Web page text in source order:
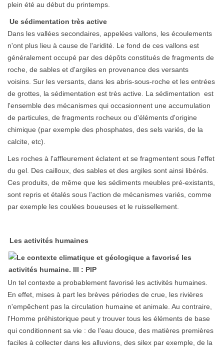
plein été au début du printemps.
Ue sédimentation très active
Dans les vallées secondaires, appelées vallons, les écoulements
n'ont plus lieu à cause de l'aridité. Le fond de ces vallons est
généralement occupé par des dépôts constitués de fragments de
roche, de sables et d'argiles en provenance des versants
voisins. Sur les versants, dans les abris-sous-roche et les entrées
de grottes, la sédimentation est très active. La sédimentation est
l'ensemble des mécanismes qui occasionnent une accumulation
de particules, de fragments rocheux ou d'éléments d'origine
chimique (par exemple des phosphates, des sels variés, de la
calcite, etc).
Les roches à l'affleurement éclatent et se fragmentent sous l'effet
du gel. Des cailloux, des sables et des argiles sont ainsi libérés.
Ces produits, de même que les sédiments meubles pré-existants,
sont repris et étalés sous l'action de mécanismes variés, comme
par exemple les coulées boueuses et le ruissellement.
Les activités humaines
Un tel contexte a probablement favorisé les activités humaines.
En effet, mises à part les brèves périodes de crue, les rivières
n'empêchent pas la circulation humaine et animale. Au contraire,
l'Homme préhistorique peut y trouver tous les éléments de base
qui conditionnent sa vie : de l’eau douce, des matières premières
faciles à collecter dans les alluvions, des silex par exemple, de la